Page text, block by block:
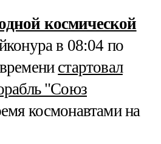
космической
в 08:04 по
стартовал
"Союз
космонавтами на